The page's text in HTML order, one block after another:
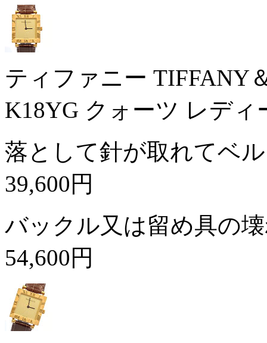
ティファニー TIFFANY
K18YG クォーツ レディ
落として針が取れてベ
39,600円
バックル又は留め具の
54,600円